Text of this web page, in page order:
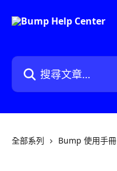
搜尋文章…
全部系列 Bump 使用手冊